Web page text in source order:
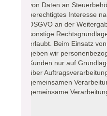
von Daten an
berechtigtes Interesse
DSGVO an der
sonstige
erlaubt. Beim Einsatz
geben wir
Kunden nur auf
über
gemeinsamen
gemeinsame